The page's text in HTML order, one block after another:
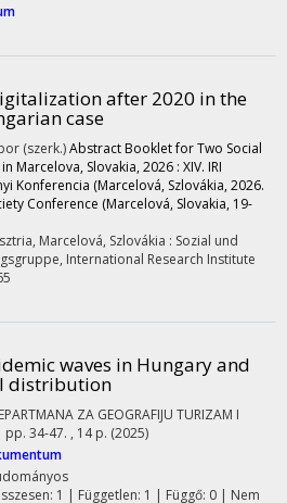
after 2020 in the
case
(szerk.)Abstract Booklet for Two Social
Marcelova, Slovakia, 2026 : XIV. IRI
Konferencia (Marcelová, Szlovákia, 2026.
Conference (Marcelová, Slovakia, 19-
Marcelová, Szlovákia : Sozial und
, International Research Institute
waves in Hungary and
distribution
ZA GEOGRAFIJU TURIZAM I
pp. 34-47. , 14 p. (2025)
1 | Független: 1 | Függő: 0 | Nem